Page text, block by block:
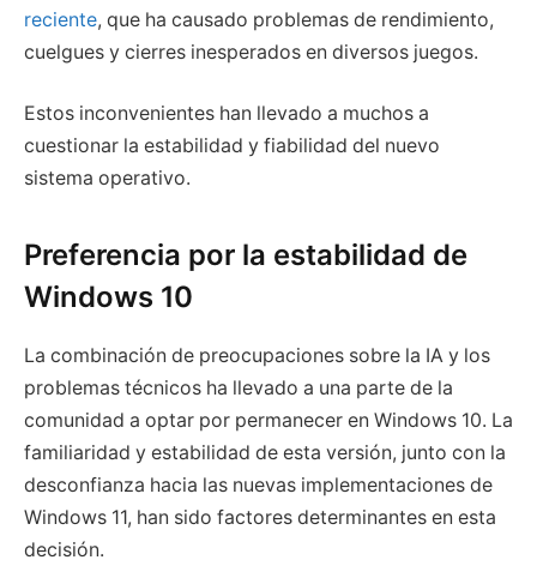
reciente, que ha causado problemas de rendimiento,
cuelgues y cierres inesperados en diversos juegos.
Estos inconvenientes han llevado a muchos a
cuestionar la estabilidad y fiabilidad del nuevo
sistema operativo.
Preferencia por la estabilidad de
Windows 10
La combinación de preocupaciones sobre la IA y los
problemas técnicos ha llevado a una parte de la
comunidad a optar por permanecer en Windows 10. La
familiaridad y estabilidad de esta versión, junto con la
desconfianza hacia las nuevas implementaciones de
Windows 11, han sido factores determinantes en esta
decisión.